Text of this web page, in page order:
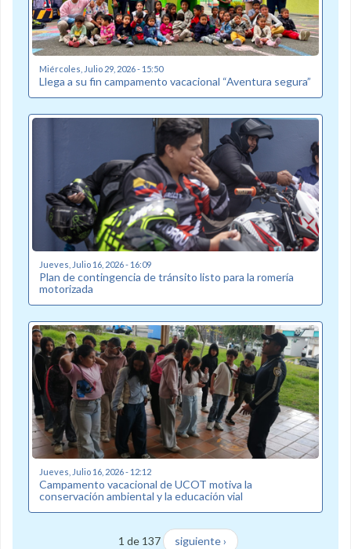
Miércoles, Julio 29, 2026 - 15:50
Llega a su fin campamento vacacional “Aventura segura”
Jueves, Julio 16, 2026 - 16:09
Plan de contingencia de tránsito listo para la romería
motorizada
Jueves, Julio 16, 2026 - 12:12
Campamento vacacional de UCOT motiva la
conservación ambiental y la educación vial
1 de 137 siguiente ›